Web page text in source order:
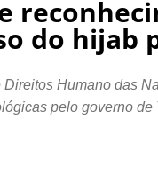
do hijab
Humano das
pelo governo de